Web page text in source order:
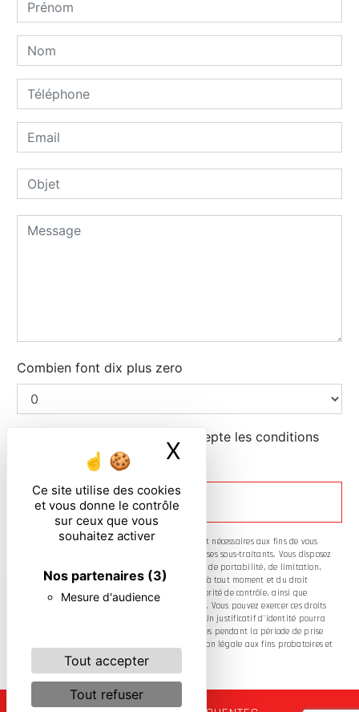
Ce site utilise des cookies
et vous donne le contrôle
sur ceux que vous
souhaitez activer
Nos partenaires (3)
Mesure d'audience
Tout accepter
Tout refuser
X Masquer le
Combien font dix plus zero
En cochant cette case, j'accepte les conditions
particulières ci-dessous **
ENVOYER
** Les données personnelles communiquées sont nécessaires aux fins de vous
contacter. Elles sont destinées à l'entreprise et ses sous-traitants. Vous disposez
de droits d’accès, de rectification, d’effacement, de portabilité, de limitation,
d’opposition, de retrait de votre consentement à tout moment et du droit
d’introduire une réclamation auprès d’une autorité de contrôle, ainsi que
d’organiser le sort de vos données post-mortem. Vous pouvez exercer ces droits
par voie postale ou par courrier électronique. Un justificatif d'identité pourra
vous être demandé. Nous conservons vos données pendant la période de prise
de contact puis pendant la durée de prescription légale aux fins probatoires et
de gestion des contentieux.